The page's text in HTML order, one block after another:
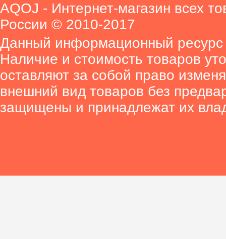
AQOJ - Интернет-магазин всех
России © 2010-2017
Данный информационный ресурс
Наличие и стоимость товаров
оставляют за собой право
внешний вид товаров без
защищены и принадлежат их